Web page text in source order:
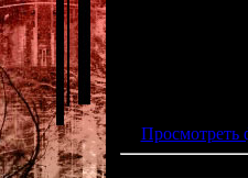
Просмотреть